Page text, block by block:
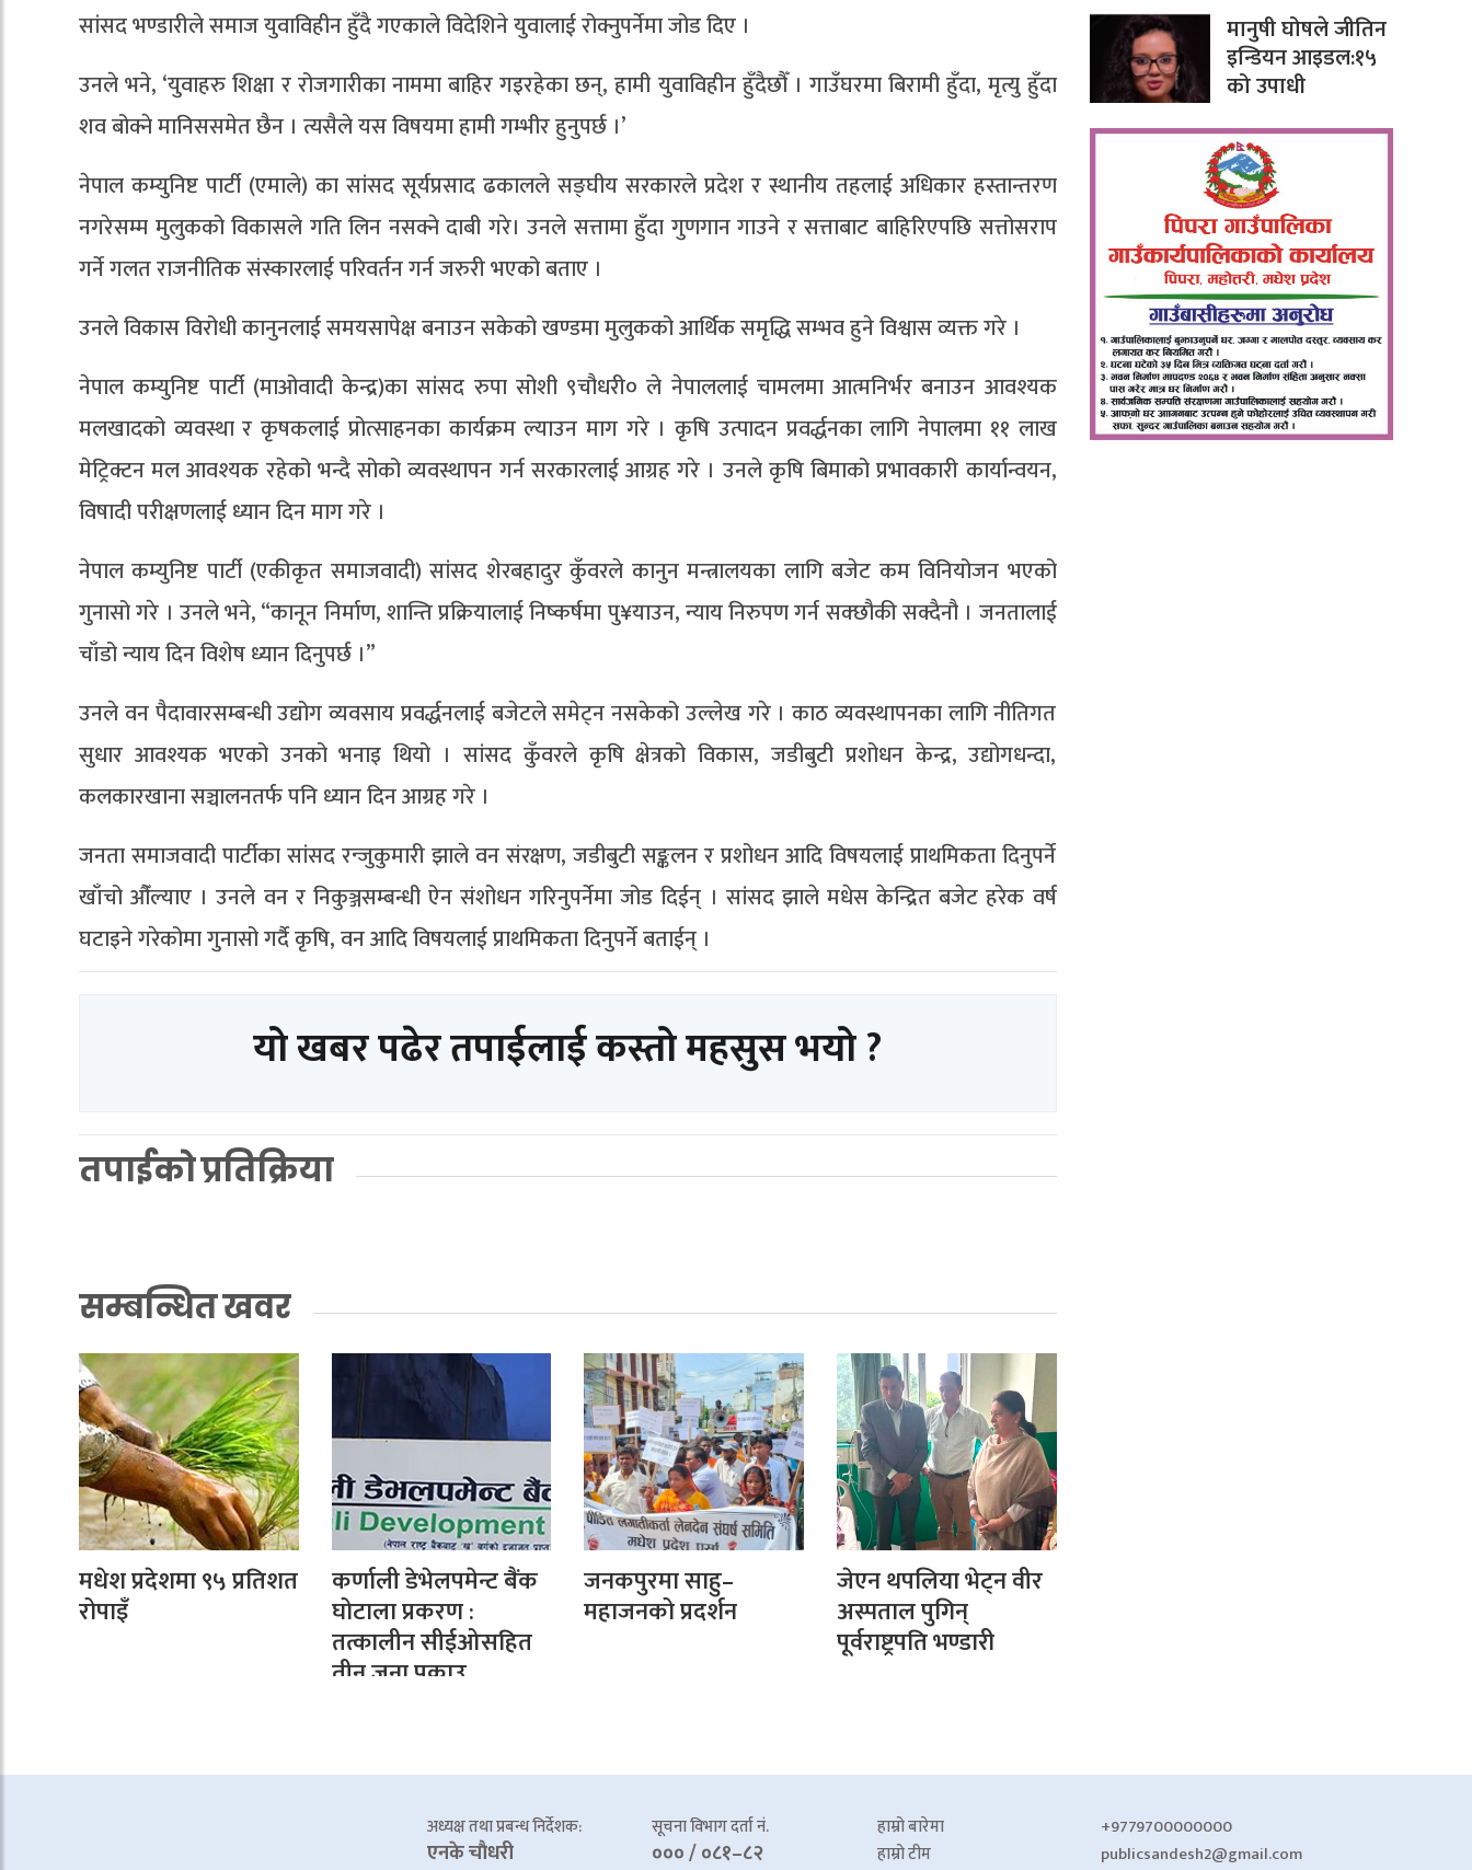
सांसद भण्डारीले समाज युवाविहीन हुँदै गएकाले विदेशिने युवालाई रोक्नुपर्नेमा जोड दिए ।
उनले भने, ‘युवाहरु शिक्षा र रोजगारीका नाममा बाहिर गइरहेका छन्, हामी युवाविहीन हुँदैछौँ । गाउँघरमा बिरामी हुँदा, मृत्यु हुँदा
शव बोक्ने मानिससमेत छैन । त्यसैले यस विषयमा हामी गम्भीर हुनुपर्छ ।’
नेपाल कम्युनिष्ट पार्टी (एमाले) का सांसद सूर्यप्रसाद ढकालले सङ्घीय सरकारले प्रदेश र स्थानीय तहलाई अधिकार हस्तान्तरण
नगरेसम्म मुलुकको विकासले गति लिन नसक्ने दाबी गरे। उनले सत्तामा हुँदा गुणगान गाउने र सत्ताबाट बाहिरिएपछि सत्तोसराप
गर्ने गलत राजनीतिक संस्कारलाई परिवर्तन गर्न जरुरी भएको बताए ।
उनले विकास विरोधी कानुनलाई समयसापेक्ष बनाउन सकेको खण्डमा मुलुकको आर्थिक समृद्धि सम्भव हुने विश्वास व्यक्त गरे ।
नेपाल कम्युनिष्ट पार्टी (माओवादी केन्द्र)का सांसद रुपा सोशी ९चौधरी० ले नेपाललाई चामलमा आत्मनिर्भर बनाउन आवश्यक
मलखादको व्यवस्था र कृषकलाई प्रोत्साहनका कार्यक्रम ल्याउन माग गरे । कृषि उत्पादन प्रवर्द्धनका लागि नेपालमा ११ लाख
मेट्रिक्टन मल आवश्यक रहेको भन्दै सोको व्यवस्थापन गर्न सरकारलाई आग्रह गरे । उनले कृषि बिमाको प्रभावकारी कार्यान्वयन,
विषादी परीक्षणलाई ध्यान दिन माग गरे ।
नेपाल कम्युनिष्ट पार्टी (एकीकृत समाजवादी) सांसद शेरबहादुर कुँवरले कानुन मन्त्रालयका लागि बजेट कम विनियोजन भएको
गुनासो गरे । उनले भने, “कानून निर्माण, शान्ति प्रक्रियालाई निष्कर्षमा पु¥याउन, न्याय निरुपण गर्न सक्छौकी सक्दैनौ । जनतालाई
चाँडो न्याय दिन विशेष ध्यान दिनुपर्छ ।”
उनले वन पैदावारसम्बन्धी उद्योग व्यवसाय प्रवर्द्धनलाई बजेटले समेट्न नसकेको उल्लेख गरे । काठ व्यवस्थापनका लागि नीतिगत
सुधार आवश्यक भएको उनको भनाइ थियो । सांसद कुँवरले कृषि क्षेत्रको विकास, जडीबुटी प्रशोधन केन्द्र, उद्योगधन्दा,
कलकारखाना सञ्चालनतर्फ पनि ध्यान दिन आग्रह गरे ।
जनता समाजवादी पार्टीका सांसद रन्जुकुमारी झाले वन संरक्षण, जडीबुटी सङ्कलन र प्रशोधन आदि विषयलाई प्राथमिकता दिनुपर्ने
खाँचो औँल्याए । उनले वन र निकुञ्जसम्बन्धी ऐन संशोधन गरिनुपर्नेमा जोड दिईन् । सांसद झाले मधेस केन्द्रित बजेट हरेक वर्ष
घटाइने गरेकोमा गुनासो गर्दै कृषि, वन आदि विषयलाई प्राथमिकता दिनुपर्ने बताईन् ।
यो खबर पढेर तपाईलाई कस्तो महसुस भयो ?
तपाईको प्रतिक्रिया
सम्बन्धित खवर
मधेश प्रदेशमा ९५ प्रतिशत
रोपाइँ
कर्णाली डेभेलपमेन्ट बैंक
घोटाला प्रकरण :
तत्कालीन सीईओसहित
तीन जना पक्राउ
जनकपुरमा साहु–
महाजनको प्रदर्शन
जेएन थपलिया भेट्न वीर
अस्पताल पुगिन्
पूर्वराष्ट्रपति भण्डारी
मानुषी घोषले जीतिन
इन्डियन आइडल:१५
को उपाधी
अध्यक्ष तथा प्रबन्ध निर्देशक:
एनके चाैधरी
सूचना विभाग दर्ता नं.
००० / ०८१–८२
हाम्रो बारेमा
हाम्रो टीम
+9779700000000
publicsandesh2@gmail.com